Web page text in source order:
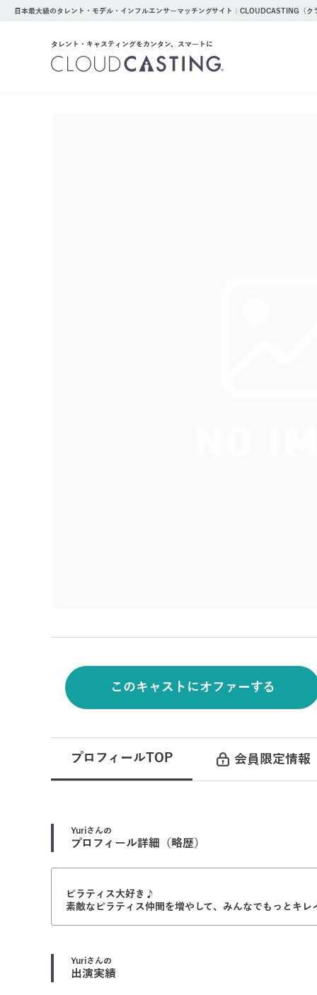
日本最大級のタレント・モデル・インフルエンサーマッチングサイト｜CLOUDCASTING（ク
タレント・キャスティングをカンタン、スマートに
このキャストにオファーする
プロフィールTOP 会員限定情報
Yuriさんの
プロフィール詳細（略歴）
ピラティス大好き♪
素敵なピラティス仲間を増やして、みんなでもっとキ
Yuriさんの
出演実績